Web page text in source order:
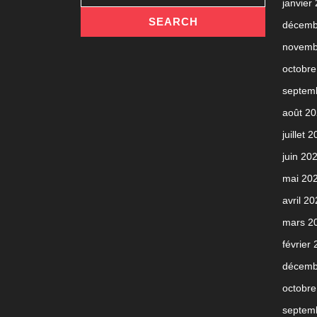
janvier
août
juillet
juin
mai
avril
mars
février